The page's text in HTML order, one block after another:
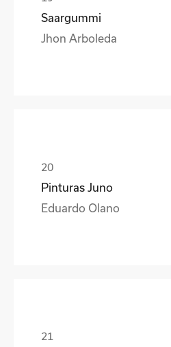
Saargummi
Jhon Arboleda
Pinturas Juno
Eduardo Olano